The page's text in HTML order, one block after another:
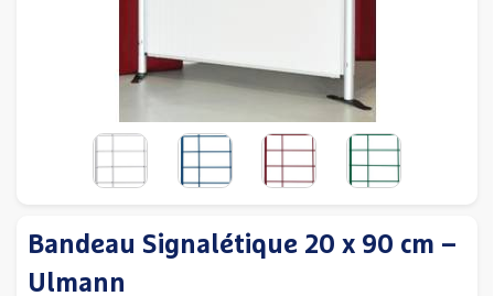
Bandeau Signalétique 20 x 90 cm –
Ulmann